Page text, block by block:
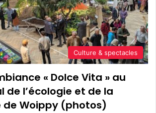
Culture & spectacles
« Dolce Vita » au
de l’écologie et de la
de Woippy (photos)